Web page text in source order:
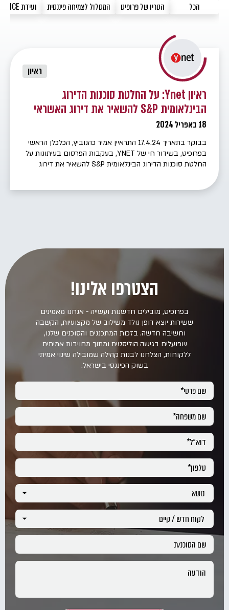
הכל הטריו של פרופיט המסלול לצמיחה פיננסית ועידת NEXT FINANCE
ראיון
ראיון Ynet: על החלטת סוכנות הדירוג
הבינלאומית S&P להשאיר את דירוג האשראי
של ישראל – האם זאת בשורה חיובית?
18 באפריל 2024
בבוקר בתאריך 17.4.24 התראיין אמיר כהנוביץ, הכלכלן הראשי
בפרופיט, בשידור חי של YNET, בעקבות הפרסום בעיתונות על
החלטת סוכנות הדירוג הבינלאומית S&P להשאיר את דירוג
הצטרפו אלינו!
בפרופיט, מובילים חדשנות ועשייה - אנחנו מאמינים
ששירות יוצא דופן נולד משילוב של מקצועיות, הקשבה
וחשיבה חדשה. בזכות המתכננים והסוכנים שלנו,
שפועלים בגישה הוליסטית ומתוך מחויבות אמיתית
ללקוחות, הצלחנו לבנות קהילה שמובילה שינוי אמיתי
בשוק הפיננסי בישראל.